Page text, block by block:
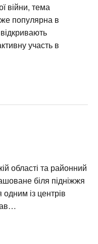
війни, тема
популярна в
участь в
області та районний
біля підніжжя
із центрів